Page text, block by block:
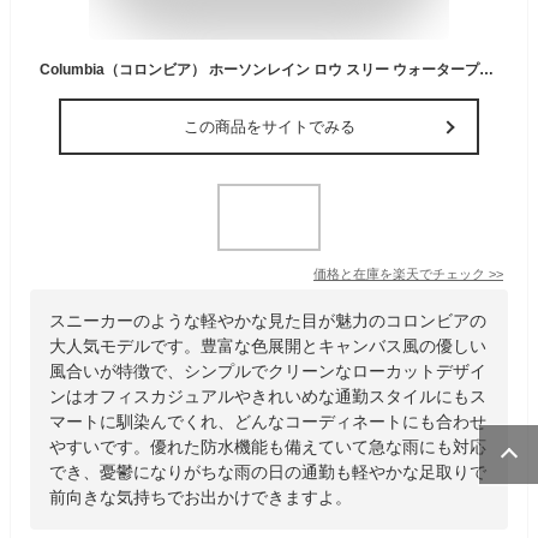
Columbia（コロンビア） ホーソンレイン ロウ スリー ウォータープルーフ 防水 スニーカー キャンバス 6ホール 靴 レイン シューズ ローカット メンズ レディース ユニセックス 男 女 雨 雪 梅雨 冬 川 海 山 登山 キャンプ 撥水 軽い オーソライト Ortholite 【YU5529】
この商品をサイトでみる
価格と在庫を楽天でチェック >>
スニーカーのような軽やかな見た目が魅力のコロンビアの
大人気モデルです。豊富な色展開とキャンバス風の優しい
風合いが特徴で、シンプルでクリーンなローカットデザイ
ンはオフィスカジュアルやきれいめな通勤スタイルにもス
マートに馴染んでくれ、どんなコーディネートにも合わせ
やすいです。優れた防水機能も備えていて急な雨にも対応
でき、憂鬱になりがちな雨の日の通勤も軽やかな足取りで
前向きな気持ちでお出かけできますよ。